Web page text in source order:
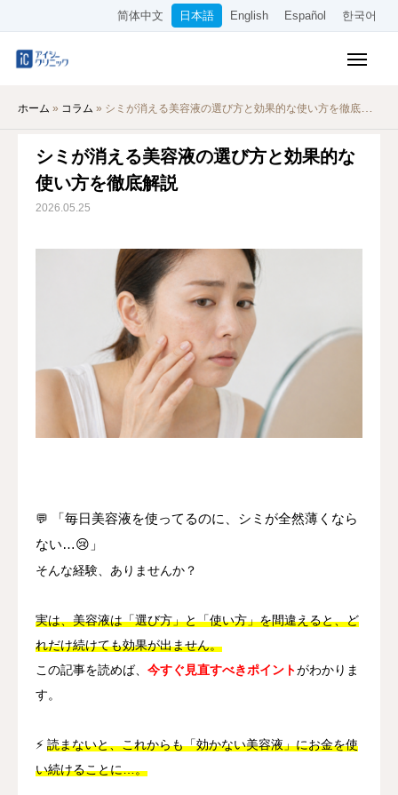
简体中文 日本語 English Español 한국어
ホーム » コラム » シミが消える美容液の選び方と効果的な使い方を徹底解説
シミが消える美容液の選び方と効果的な
使い方を徹底解説
2026.05.25
💬
「毎日美容液を使ってるのに、シミが全然薄くなら
ない…😢」
そんな経験、ありませんか？
実は、美容液は「選び方」と「使い方」を間違えると、ど
れだけ続けても効果が出ません。
この記事を読めば、 今すぐ見直すべきポイントがわかりま
す。
⚡ 読まないと、これからも「効かない美容液」にお金を使
い続けることに…。
料金表
オンライン診療
当院について
採用情報
简体中文 日本語 English Español 한국어